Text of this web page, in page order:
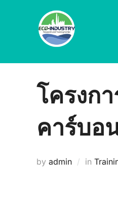
โครงก
คาร์บอ
by admin in